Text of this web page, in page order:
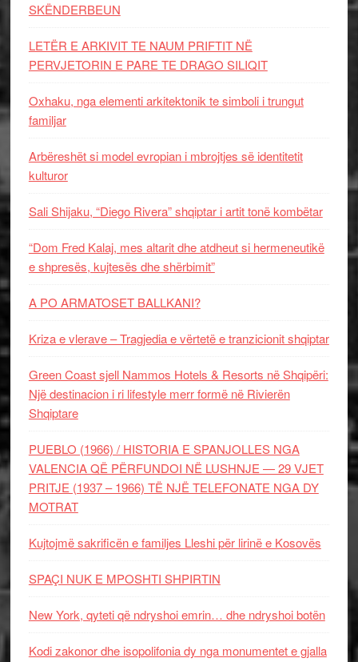
SKËNDERBEUN
LETËR E ARKIVIT TE NAUM PRIFTIT NË
PERVJETORIN E PARE TE DRAGO SILIQIT
Oxhaku, nga elementi arkitektonik te simboli i trungut
familjar
Arbëreshët si model evropian i mbrojtjes së identitetit
kulturor
Sali Shijaku, “Diego Rivera” shqiptar i artit tonë kombëtar
“Dom Fred Kalaj, mes altarit dhe atdheut si hermeneutikë
e shpresës, kujtesës dhe shërbimit”
A PO ARMATOSET BALLKANI?
Kriza e vlerave – Tragjedia e vërtetë e tranzicionit shqiptar
Green Coast sjell Nammos Hotels & Resorts në Shqipëri:
Një destinacion i ri lifestyle merr formë në Rivierën
Shqiptare
PUEBLO (1966) / HISTORIA E SPANJOLLES NGA
VALENCIA QË PËRFUNDOI NË LUSHNJE — 29 VJET
PRITJE (1937 – 1966) TË NJË TELEFONATE NGA DY
MOTRAT
Kujtojmë sakrificën e familjes Lleshi për lirinë e Kosovës
SPAÇI NUK E MPOSHTI SHPIRTIN
New York, qyteti që ndryshoi emrin… dhe ndryshoi botën
Kodi zakonor dhe isopolifonia dy nga monumentet e gjalla